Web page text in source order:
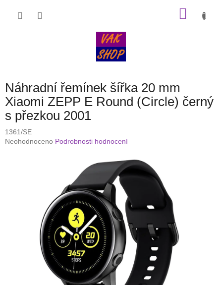
Náhradní řemínek šířka 20 mm
Xiaomi ZEPP E Round (Circle) černý
s přezkou 2001
1361/SE
Průměrné
Neohodnoceno Podrobnosti hodnocení